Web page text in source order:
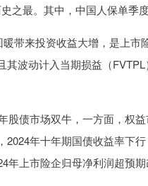
之最。其中，中国人保单季
来投资收益大增，是上市
其波动计入当期损益（
债市场双牛，一方面，权益
2024年十年期国债收益率下
年上市险企归母净利润超预期